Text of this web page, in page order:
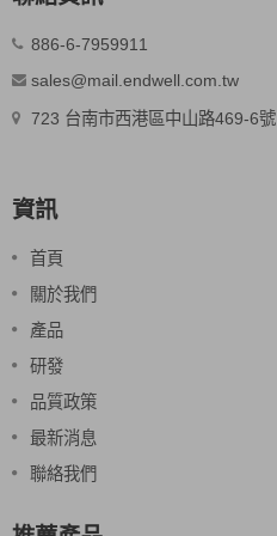
886-6-7959911
sales@mail.endwell.com.tw
723 台南市西港區中山路469-6號
資訊
首頁
關於我們
產品
研發
品質政策
最新消息
聯絡我們